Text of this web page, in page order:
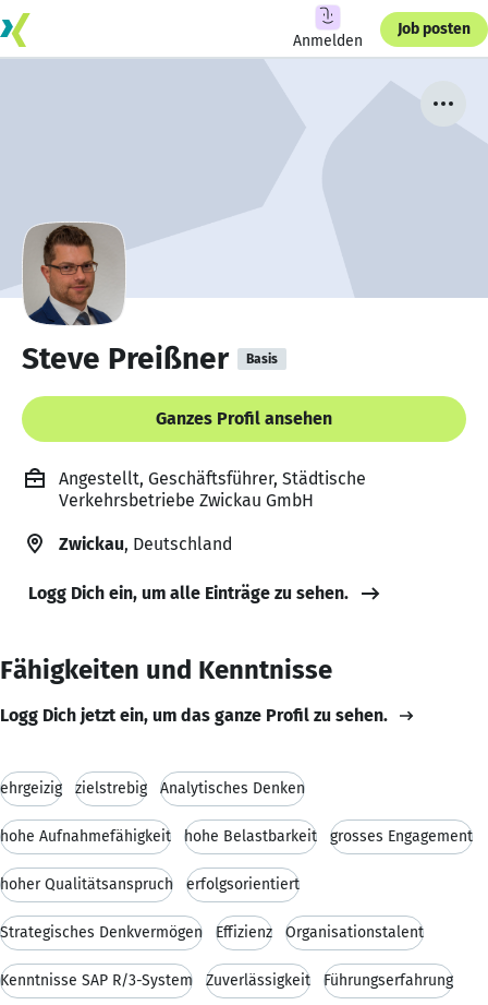
Anmelden
Job posten
Steve Preißner Basis
Ganzes Profil ansehen
Angestellt, Geschäftsführer, Städtische
Verkehrsbetriebe Zwickau GmbH
Zwickau, Deutschland
Logg Dich ein, um alle Einträge zu sehen.
Fähigkeiten und Kenntnisse
Logg Dich jetzt ein, um das ganze Profil zu sehen.
ehrgeizig zielstrebig Analytisches Denken
hohe Aufnahmefähigkeit hohe Belastbarkeit grosses Engagement
hoher Qualitätsanspruch erfolgsorientiert
Strategisches Denkvermögen Effizienz Organisationstalent
Kenntnisse SAP R/3-System Zuverlässigkeit Führungserfahrung